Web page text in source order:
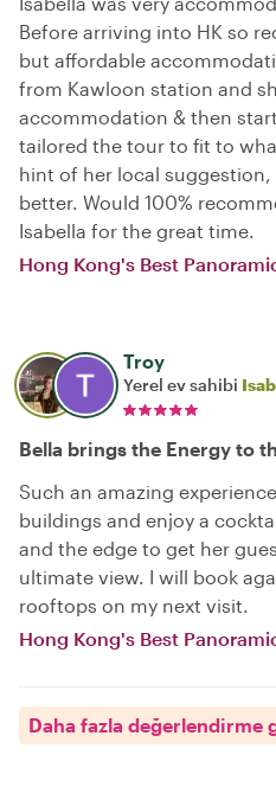
Before arriving into HK so
but affordable
from Kawloon station and
accommodation & then
tailored the tour to fit to
hint of her local
better. Would 100%
Isabella for the great time.
Hong Kong's Best
Troy
Yerel ev sahibi
Bella brings the Energy to
Such an amazing
buildings and enjoy a
and the edge to get her
ultimate view. I will book
rooftops on my next visit.
Hong Kong's Best
Daha fazla değerlendirme